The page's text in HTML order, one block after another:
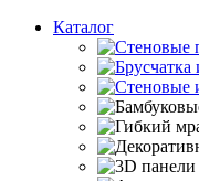
Каталог